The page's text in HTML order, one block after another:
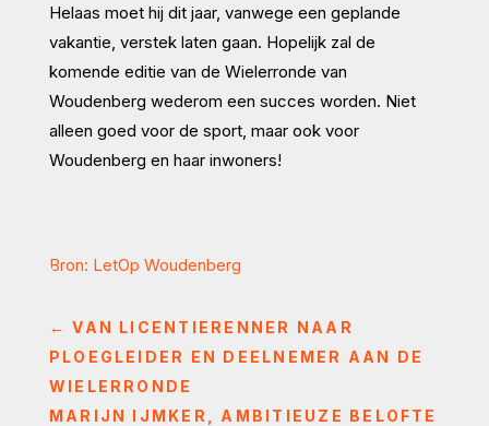
Helaas moet hij dit jaar, vanwege een geplande
vakantie, verstek laten gaan. Hopelijk zal de
komende editie van de Wielerronde van
Woudenberg wederom een succes worden. Niet
alleen goed voor de sport, maar ook voor
Woudenberg en haar inwoners!
Bron: LetOp Woudenberg
←VAN LICENTIERENNER NAAR
PLOEGLEIDER EN DEELNEMER AAN DE
WIELERRONDE
MARIJN IJMKER, AMBITIEUZE BELOFTE